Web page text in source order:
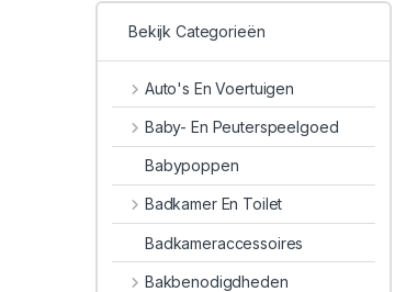
Bekijk Categorieën
Auto's En Voertuigen
Baby- En Peuterspeelgoed
Babypoppen
Badkamer En Toilet
Badkameraccessoires
Bakbenodigdheden